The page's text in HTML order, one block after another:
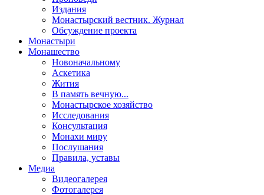
Издания
Монастырский вестник. Журнал
Обсуждение проекта
Монастыри
Монашество
Новоначальному
Аскетика
Жития
В память вечную...
Монастырское хозяйство
Исследования
Консультация
Монахи миру
Послушания
Правила, уставы
Медиа
Видеогалерея
Фотогалерея